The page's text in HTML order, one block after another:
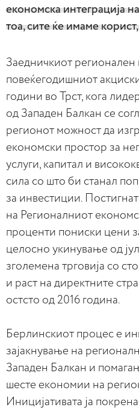
економска интеграција
тоа, сите ќе имаме
Заедничкиот регионален
повеќегодишниот
години во Трст, кога
од Западен Балкан се
регионот можност да
економски простор за
услуги, капитал и
сила со што би станал
за инвестиции.
на Регионалниот
проценти пониски цени
целосно укинување од
зголемена трговија со
и раст на директните
остсто од 2016 година.
Берлинскиот процес е
зајакнување на
Западен Балкан и
шесте економии на
Иницијативата ја